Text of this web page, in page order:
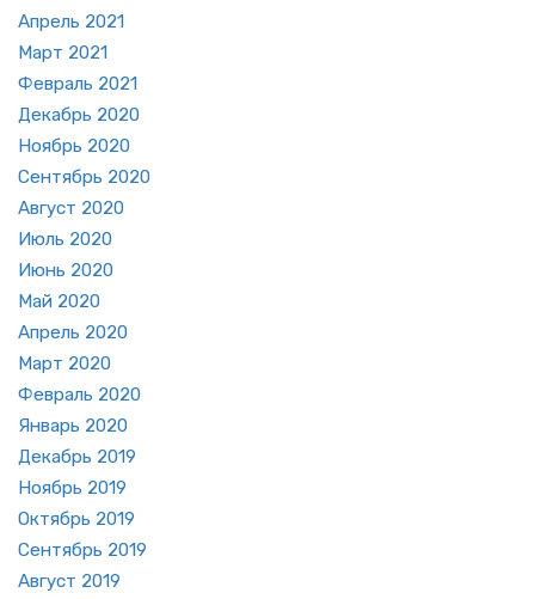
Ап­рель 2021
Март 2021
Фев­раль 2021
Де­кабрь 2020
Но­ябрь 2020
Сен­тябрь 2020
Ав­густ 2020
Июль 2020
Июнь 2020
Май 2020
Ап­рель 2020
Март 2020
Фев­раль 2020
Ян­варь 2020
Де­кабрь 2019
Но­ябрь 2019
Ок­тябрь 2019
Сен­тябрь 2019
Ав­густ 2019